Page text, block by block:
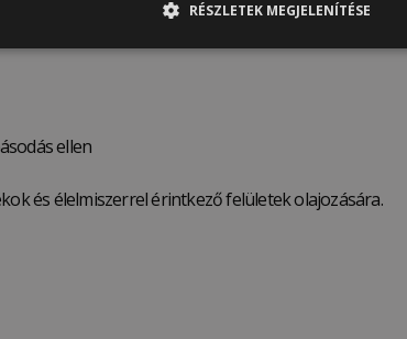
ellen
és élelmiszerrel érintkező felületek olajozására.
RÉSZLETEK MEGJELENÍTÉSE